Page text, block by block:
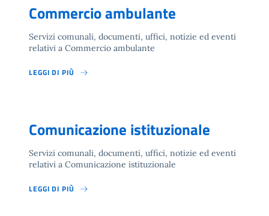
Commercio ambulante
Servizi comunali, documenti, uffici, notizie ed eventi
relativi a Commercio ambulante
LEGGI DI PIÙ
Comunicazione istituzionale
Servizi comunali, documenti, uffici, notizie ed eventi
relativi a Comunicazione istituzionale
LEGGI DI PIÙ